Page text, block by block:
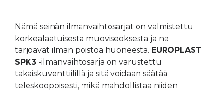
Nämä seinän ilmanvaihtosarjat on valmistettu
korkealaatuisesta muoviseoksesta ja ne
tarjoavat ilman poistoa huoneesta. EUROPLAST
SPK3 -ilmanvaihtosarja on varustettu
takaiskuventtiilillä ja sitä voidaan säätää
teleskooppisesti, mikä mahdollistaa niiden